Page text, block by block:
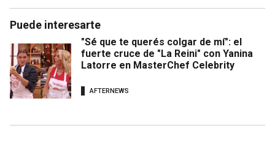
Puede interesarte
"Sé que te querés colgar de mí": el
fuerte cruce de "La Reini" con Yanina
Latorre en MasterChef Celebrity
AFTERNEWS